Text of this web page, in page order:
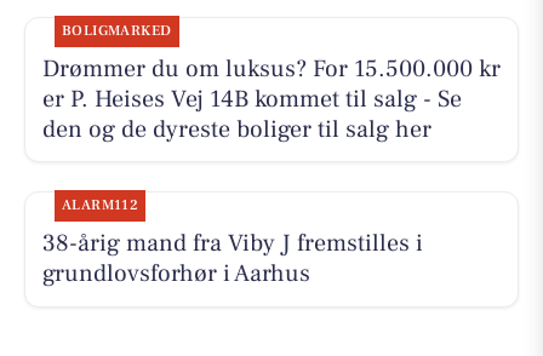
BOLIGMARKED
Drømmer du om luksus? For 15.500.000 kr
er P. Heises Vej 14B kommet til salg - Se
den og de dyreste boliger til salg her
ALARM112
38-årig mand fra Viby J fremstilles i
grundlovsforhør i Aarhus